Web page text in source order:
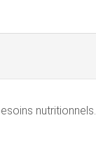
nutritionnels.